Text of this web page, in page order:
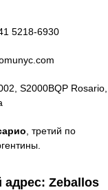
5218-6930
S2000BQP Rosario,
, третий по
адрес: Zeballos